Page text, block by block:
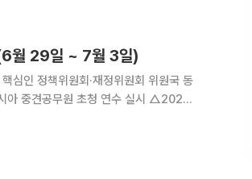
(6월 29일 ~ 7월 3일)